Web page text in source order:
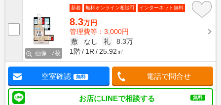
画像 : 7枚
新着 無料オンライン相談可 インターネット無料
8.3万円
管理費等：3,000円
敷
なし 礼
8.3万
1階
1R 25.92㎡
空室確認 無料 電話で問合せ
お店にLINEで相談する 無料